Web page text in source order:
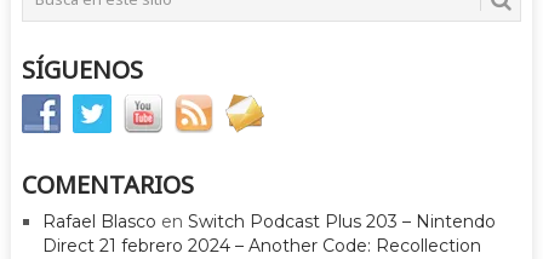
SÍGUENOS
COMENTARIOS
Rafael Blasco en Switch Podcast Plus 203 – Nintendo
Direct 21 febrero 2024 – Another Code: Recollection